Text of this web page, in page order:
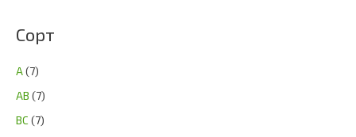
Сорт
А(7)
АВ (7)
ВС (7)